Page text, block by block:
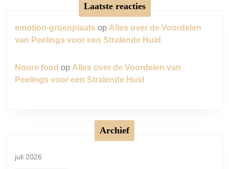
Laatste reacties
emotion-groenplaats op Alles over de Voordelen
van Peelings voor een Stralende Huid
Noure food op Alles over de Voordelen van
Peelings voor een Stralende Huid
Archief
juli 2026